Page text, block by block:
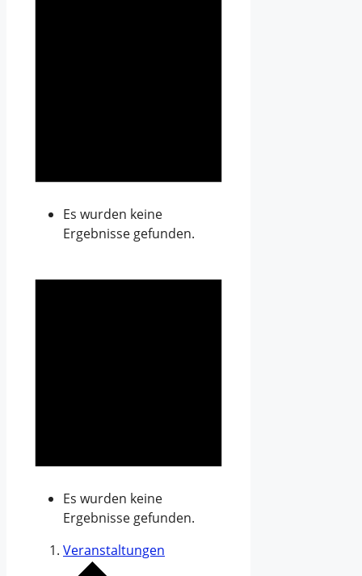
Es wurden keine
Ergebnisse gefunden.
Es wurden keine
Ergebnisse gefunden.
Veranstaltungen